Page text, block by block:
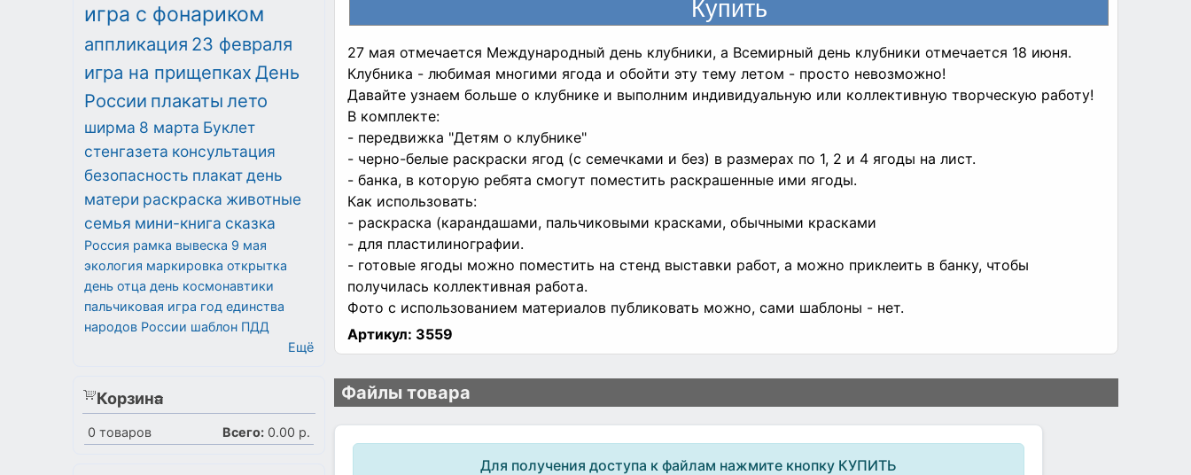
27 мая отмечается Международный день клубники, а Всемирный день клубники отмечается 18 июня.
Клубника - любимая многими ягода и обойти эту тему летом - просто невозможно!
Давайте узнаем больше о клубнике и выполним индивидуальную или коллективную творческую работу!
В комплекте:
- передвижка "Детям о клубнике"
- черно-белые раскраски ягод (с семечками и без) в размерах по 1, 2 и 4 ягоды на лист.
- банка, в которую ребята смогут поместить раскрашенные ими ягоды.
Как использовать:
- раскраска (карандашами, пальчиковыми красками, обычными красками
- для пластилинографии.
- готовые ягоды можно поместить на стенд выставки работ, а можно приклеить в банку, чтобы
получилась коллективная работа.
Фото с использованием материалов публиковать можно, сами шаблоны - нет.
Артикул: 3559
Файлы товара
Для получения доступа к файлам нажмите кнопку КУПИТЬ
игра с фонариком
аппликация 23 февраля
игра на прищепках День
России плакаты лето
ширма 8 марта Буклет
стенгазета консультация
безопасность плакатдень
матери раскраска животные
семья мини-книга сказка
Россия рамка вывеска 9 мая
экология маркировка открытка
день отца день космонавтики
пальчиковая игра год единства
народов России шаблон ПДД
Ещё
Корзина
0 товаров Всего: 0.00 р.